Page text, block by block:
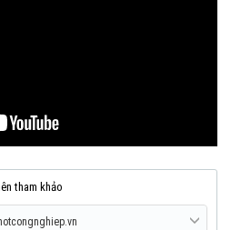
tham khảo